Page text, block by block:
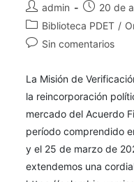
admin
20 de
Biblioteca PDET /
Sin comentarios
La Misión de
la reincorporación
mercado del Acuerdo
período comprendido
y el 25 de marzo de
extendemos una